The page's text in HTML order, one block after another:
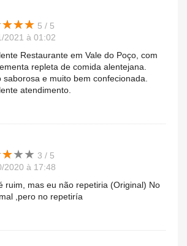
★★★
★★★ 5 / 5
2021 à 01:02
Restaurante em Vale do Poço, com
repleta de comida alentejana.
saborosa e muito bem confecionada.
atendimento.
★★★
★★★ 3 / 5
2020 à 17:48
ruim, mas eu não repetiria (Original) No
,pero no repetiría